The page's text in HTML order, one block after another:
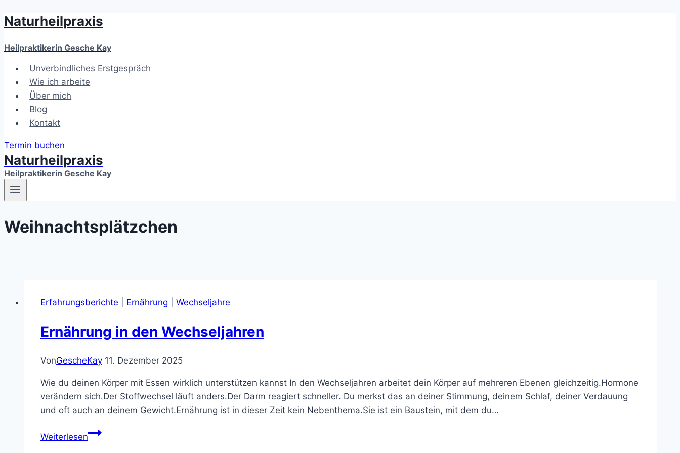
Zum
springen
Naturheilpraxis
Heilpraktikerin Gesche Kay
Unverbindliches Erstgespräch
Wie ich arbeite
Über mich
Blog
Kontakt
Termin buchen
Naturheilpraxis
Heilpraktikerin Gesche Kay
Weihnachtsplätzchen
Erfahrungsberichte Ernährung Wechseljahre
Ernährung in den Wechseljahren
VonGescheKay 11. Dezember 2025
Wie du deinen Körper mit Essen wirklich unterstützen kannst In den Wechseljahren arbeitet dein Körper auf mehreren Ebenen gleichzeitig.Hormone
verändern sich.Der Stoffwechsel läuft anders.Der Darm reagiert schneller. Du merkst das an deiner Stimmung, deinem Schlaf, deiner Verdauung
und oft auch an deinem Gewicht.Ernährung ist in dieser Zeit kein Nebenthema.Sie ist ein Baustein, mit dem du…
WeiterlesenErnährung